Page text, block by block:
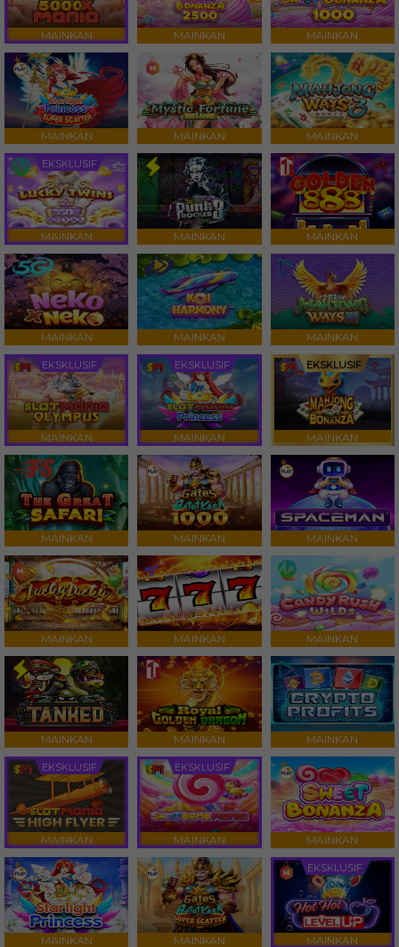
MAINKAN MAINKAN MAINKAN
MAINKAN MAINKAN MAINKAN
EKSKLUSIF
MAINKAN MAINKAN MAINKAN
MAINKAN MAINKAN MAINKAN
EKSKLUSIF
MAINKAN
EKSKLUSIF
MAINKAN
EKSKLUSIF
MAINKAN
MAINKAN MAINKAN MAINKAN
MAINKAN MAINKAN MAINKAN
MAINKAN MAINKAN MAINKAN
EKSKLUSIF
MAINKAN
EKSKLUSIF
MAINKAN MAINKAN
MAINKAN MAINKAN
EKSKLUSIF
MAINKAN